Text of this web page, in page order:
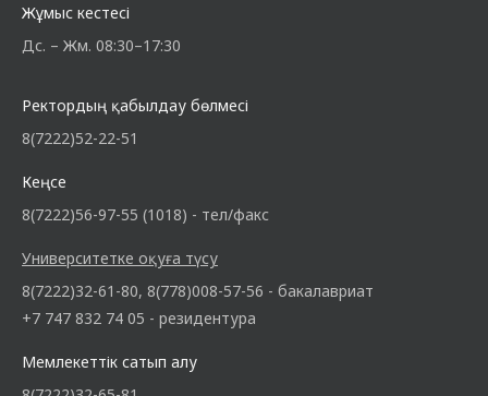
Жұмыс кестесі
Дс. – Жм. 08:30–17:30
Ректордың қабылдау бөлмесі
8(7222)52-22-51
Кеңсе
8(7222)56-97-55 (1018) - тел/факс
Университетке оқуға түсу
8(7222)32-61-80, 8(778)008-57-56 - бакалавриат
+7 747 832 74 05 - резидентура
Мемлекеттік сатып алу